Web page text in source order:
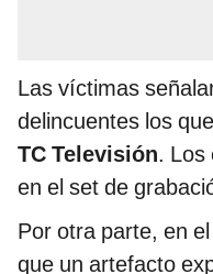
Las víctimas
delincuentes los
TC Televisión. Los
en el set de
Por otra parte, en
que un artefacto